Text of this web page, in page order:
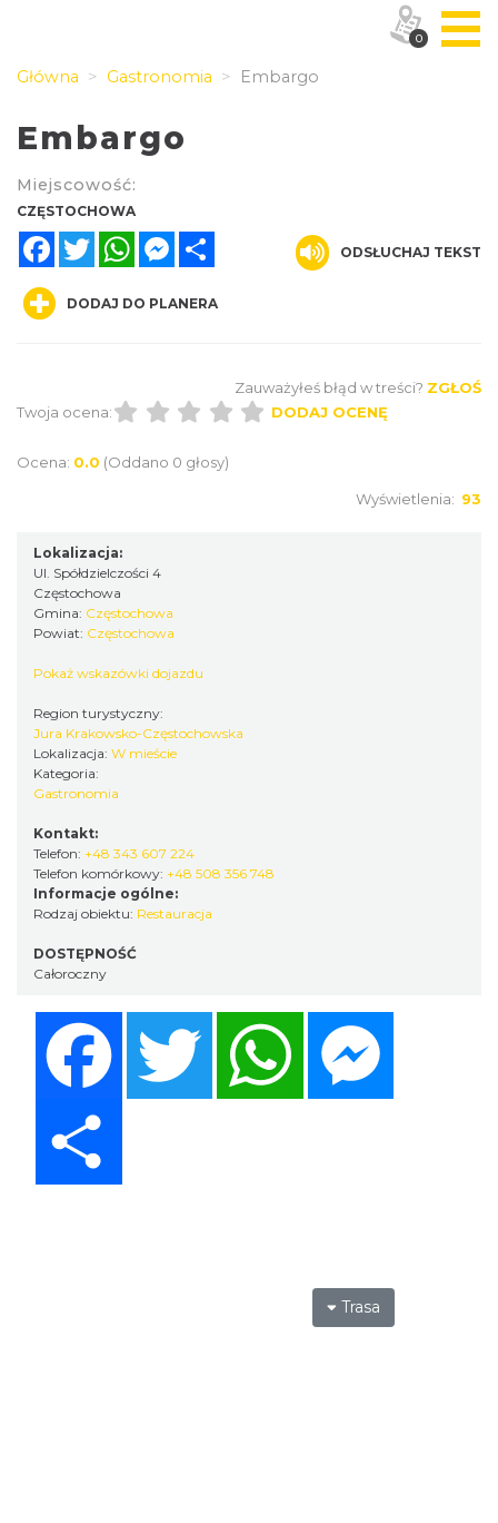
Główna Gastronomia Embargo
Embargo
Miejscowość:
CZĘSTOCHOWA
FacebookTwitterWhatsAppMessenger
ODSŁUCHAJ TEKST
DODAJ DO PLANERA
Zauważyłeś błąd w treści? ZGŁOŚ
Twoja ocena:
DODAJ OCENĘ
Ocena: 0.0 (Oddano 0 głosy)
Wyświetlenia: 93
Lokalizacja:
Ul. Spółdzielczości 4
Częstochowa
Gmina: Częstochowa
Powiat: Częstochowa
Pokaż wskazówki dojazdu
Region turystyczny:
Jura Krakowsko-Częstochowska
Lokalizacja: W mieście
Kategoria:
Gastronomia
Kontakt:
Telefon: +48 343 607 224
Telefon komórkowy: +48 508 356 748
Informacje ogólne:
Rodzaj obiektu: Restauracja
DOSTĘPNOŚĆ
Całoroczny
Twitter WhatsApp
Trasa
0